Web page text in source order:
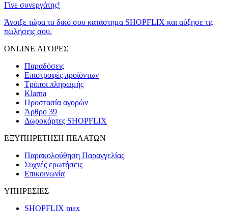
Γίνε συνεργάτης!
Άνοιξε τώρα το δικό σου κατάστημα SHOPFLIX και αύξησε τις
πωλήσεις σου.
ONLINE ΑΓΟΡΕΣ
Παραδόσεις
Επιστροφές προϊόντων
Τρόποι πληρωμής
Klarna
Προστασία αγορών
Άρθρο 39
Δωροκάρτες SHOPFLIX
ΕΞΥΠΗΡΕΤΗΣΗ ΠΕΛΑΤΩΝ
Παρακολούθηση Παραγγελίας
Συχνές ερωτήσεις
Επικοινωνία
ΥΠΗΡΕΣΙΕΣ
SHOPFLIX max